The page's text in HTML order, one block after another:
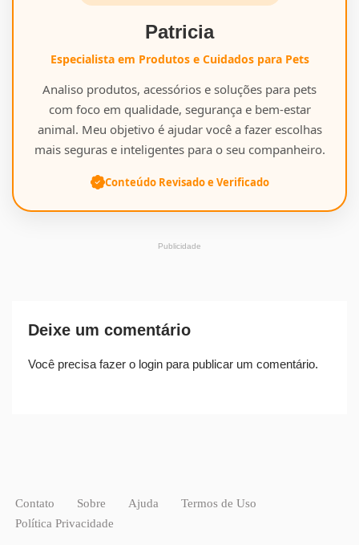
Patricia
Especialista em Produtos e Cuidados para Pets
Analiso produtos, acessórios e soluções para pets
com foco em qualidade, segurança e bem-estar
animal. Meu objetivo é ajudar você a fazer escolhas
mais seguras e inteligentes para o seu companheiro.
Conteúdo Revisado e Verificado
Publicidade
Deixe um comentário
Você precisa fazer o login para publicar um comentário.
Contato Sobre Ajuda
Termos de Uso
Política Privacidade